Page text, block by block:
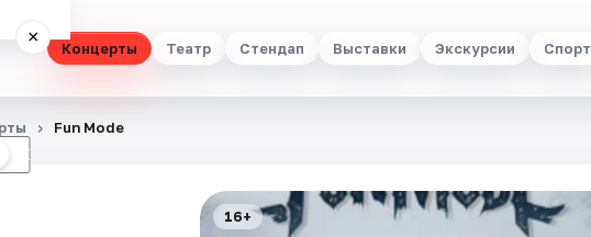
Концерты Театр Стендап Выставки Экскурсии Спорт
×
☾
Fun Mode
16+